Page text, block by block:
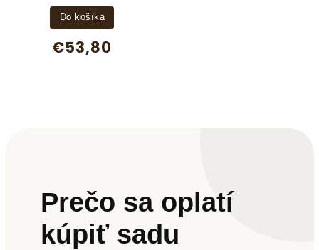
€53,80
Do košíka
Prečo sa oplatí
kúpiť sadu